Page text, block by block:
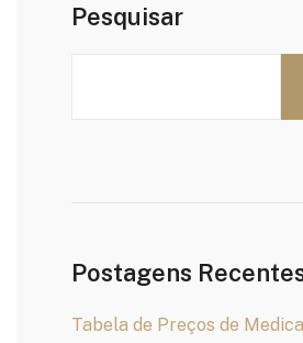
Pesquisar
Postagens
Tabela de Preços de